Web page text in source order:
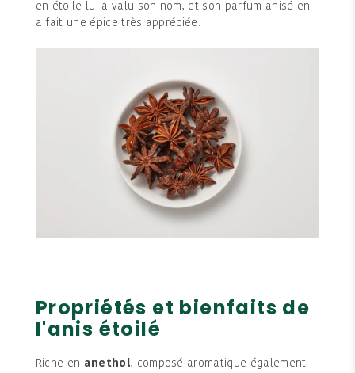
en étoile lui a valu son nom, et son parfum anisé en
a fait une épice très appréciée.
Propriétés et bienfaits de
l'anis étoilé
Riche en anethol, composé aromatique également